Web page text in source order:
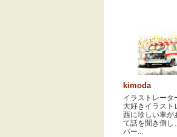
kimoda
イラストレータ
大好きイラスト
西に珍しい車が
て話を聞き倒し
パー...